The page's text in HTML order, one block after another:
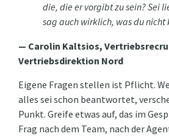
die, die er vorgibt zu sein? Sei
sag auch wirklich, was du nicht
— Carolin Kaltsios,
Vertriebsdirektion Nord
Eigene Fragen stellen ist Pflicht.
alles sei schon beantwortet,
Punkt. Greife etwas auf, das im
Frag nach dem Team, nach der